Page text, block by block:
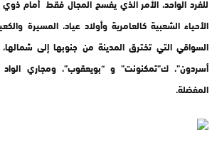
الأحياء الشعبية كالعامرية وأولاد عياد، المسيرة
السواقي التي تخترق المدينة من جنوبها إلى
أسردون”، ك”تمكنونت” و “بويعقوب”، ومجاري
المفضلة.